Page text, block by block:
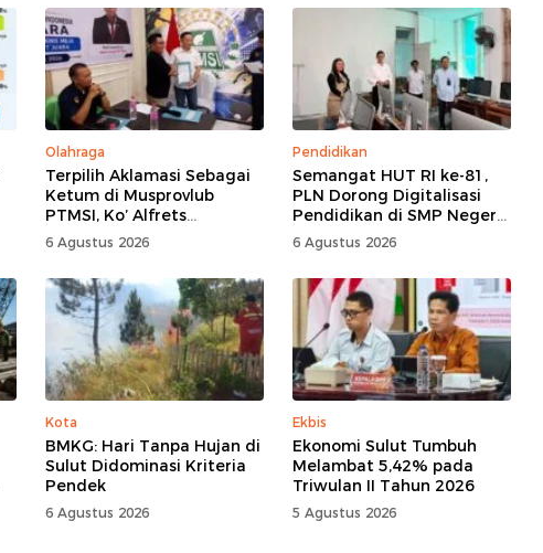
Olahraga
Terpilih Aklamasi Sebagai
Ketum di Musprovlub
PTMSI, Ko’ Alfrets
Rumawas Siap Gairahkan
Kompetisi
6 Agustus 2026
Pendidikan
Semangat HUT RI ke-81,
PLN Dorong Digitalisasi
Pendidikan di SMP Negeri
1 Palu Lewat Program
TJSL
6 Agustus 2026
Kota
BMKG: Hari Tanpa Hujan di
Sulut Didominasi Kriteria
Pendek
6 Agustus 2026
Ekbis
Ekonomi Sulut Tumbuh
Melambat 5,42% pada
Triwulan II Tahun 2026
5 Agustus 2026